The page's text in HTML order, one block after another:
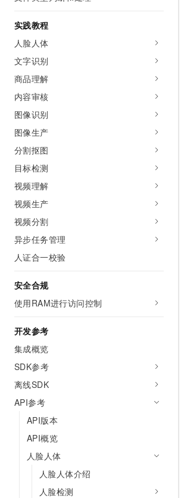
实践教程
人脸人体
文字识别
商品理解
内容审核
图像识别
图像生产
分割抠图
目标检测
视频理解
视频生产
视频分割
异步任务管理
人证合一校验
安全合规
使用RAM进行访问控制
开发参考
集成概览
SDK参考
离线SDK
API参考
API版本
API概览
人脸人体
人脸人体介绍
人脸检测
媒体服务
企业服务与云通信
域名与网站
终端用户计算
Serverless
开发工具
迁移与运维管理
专有云
政企业务